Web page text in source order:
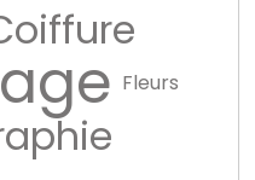
Fleurs